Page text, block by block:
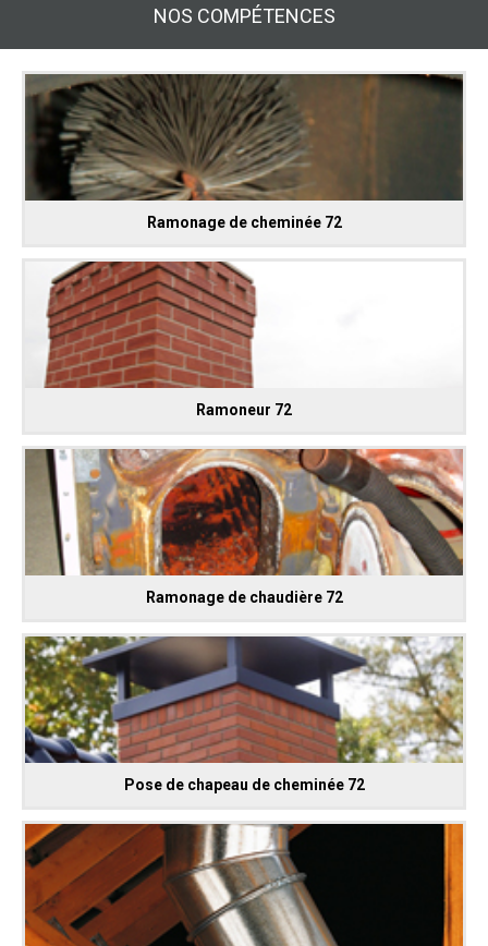
NOS COMPÉTENCES
Ramonage de cheminée 72
Ramoneur 72
Ramonage de chaudière 72
Pose de chapeau de cheminée 72